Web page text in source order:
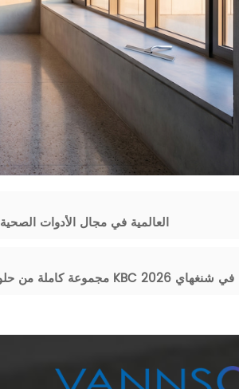
الحرفية والعمل الجماعي يدعمان أعمال شركة VANNSOO العالمية في مجال الأدوات الصحية
عرضت شركة VANNSOO مجموعة كاملة من حلول الحمامات التجارية في معرض KBC 2026 في شنغهاي